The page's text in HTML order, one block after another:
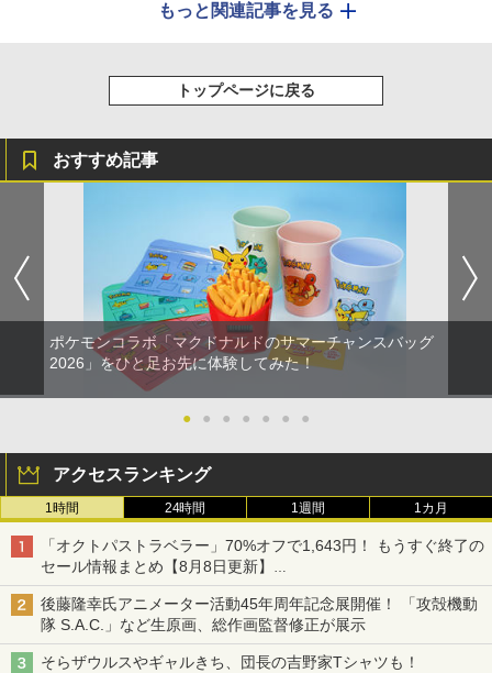
もっと関連記事を見る
トップページに戻る
おすすめ記事
ポケモンコラボ「マクドナルドのサマーチャンスバッグ
2026」をひと足お先に体験してみた！
● ● ● ● ● ● ●
アクセスランキング
1時間 24時間 1週間 1カ月
「オクトパストラベラー」70%オフで1,643円！ もうすぐ終了の
セール情報まとめ【8月8日更新】
ニンテンドーeショップでは「大神 絶景版」が67%オフで990円
後藤隆幸氏アニメーター活動45年周年記念展開催！ 「攻殻機動
隊 S.A.C.」など生原画、総作画監督修正が展示
そらザウルスやギャルきち、団長の吉野家Tシャツも！